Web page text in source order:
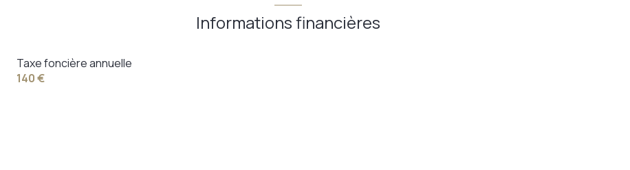
Informations financières
Taxe foncière annuelle
140 €